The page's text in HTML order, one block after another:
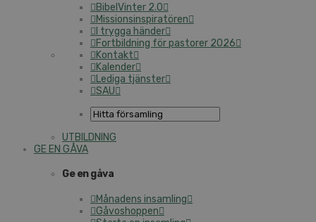
BibelVinter 2.0
Missionsinspiratören
I trygga händer
Fortbildning för pastorer 2026
Kontakt
Kalender
Lediga tjänster
SAU
UTBILDNING
GE EN GÅVA
Ge en gåva
Månadens insamling
Gåvoshoppen